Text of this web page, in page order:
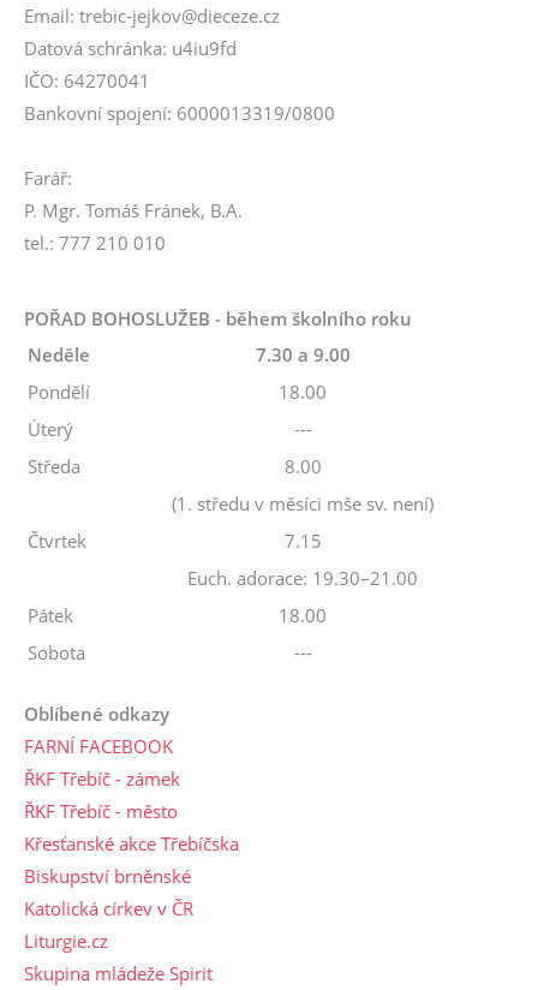
Email: trebic-jejkov@dieceze.cz
Datová schránka: u4iu9fd
IČO: 64270041
Bankovní spojení: 6000013319/0800
Farář:
P. Mgr. Tomáš Fránek, B.A.
tel.: 777 210 010
POŘAD BOHOSLUŽEB - během školního roku
Neděle
7.30 a 9.00
Pondělí
18.00
Úterý
---
Středa
8.00
(1. středu v měsíci mše sv. není)
Čtvrtek
7.15
Euch. adorace: 19.30–21.00
Pátek
18.00
Sobota
---
Oblíbené odkazy
FARNÍ FACEBOOK
ŘKF Třebíč - zámek
ŘKF Třebíč - město
Křesťanské akce Třebíčska
Biskupství brněnské
Katolická církev v ČR
Liturgie.cz
Skupina mládeže Spirit